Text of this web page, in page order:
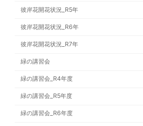
彼岸花開花状況_R5年
彼岸花開花状況_R6年
彼岸花開花状況_R7年
緑の講習会
緑の講習会_R4年度
緑の講習会_R5年度
緑の講習会_R6年度